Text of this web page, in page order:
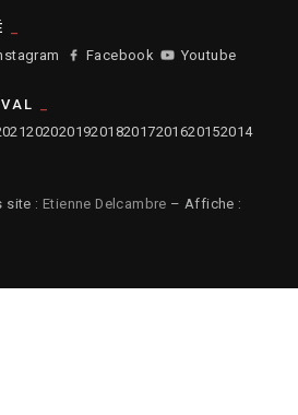
Facebook Youtube
2020201920182017201620152014
site : Etienne Delcambre – Affiche :